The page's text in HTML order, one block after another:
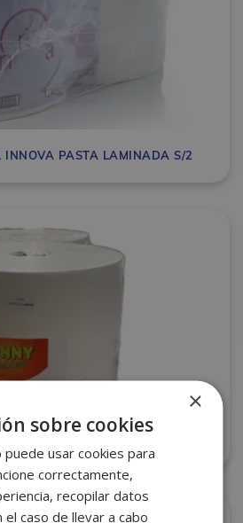
INNOVA PASTA LAMINADA S/2
INDUSTRIAL PASTA S/2 KONNY 4
×
sobre cookies
usar cookies para
correctamente,
recopilar datos
el caso de llevar a cabo